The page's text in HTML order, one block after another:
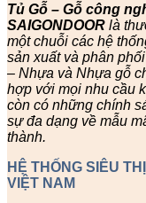
Tủ Gỗ – Gỗ công
SAIGONDOOR là
một chuỗi các hệ
sản xuất và phân
– Nhựa và Nhựa gỗ
hợp với mọi nhu cầu
còn có những chính
sự đa dạng về mẫu
thành.
HỆ THỐNG SIÊU
VIỆT NAM